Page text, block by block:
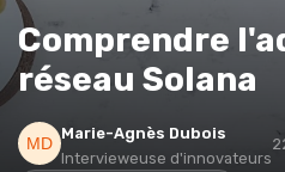
Comprendre
réseau Solana
Marie-Agnès Dubois
Intervieweuse d'innovateurs